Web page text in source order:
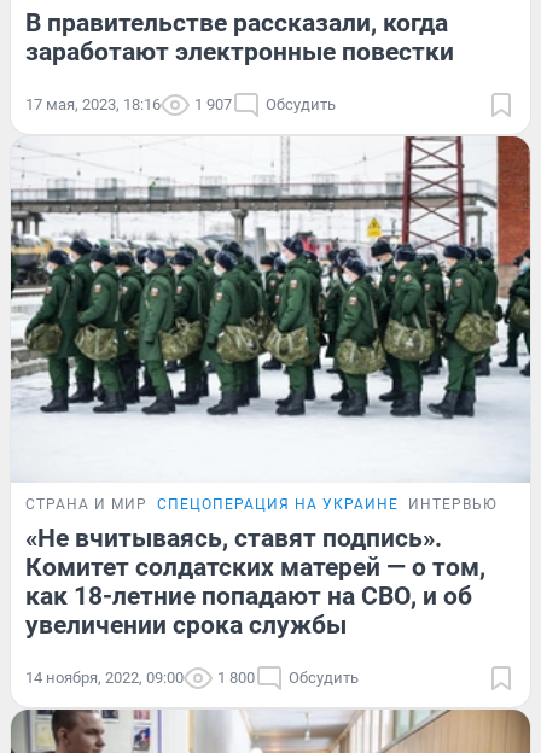
В правительстве рассказали, когда
заработают электронные повестки
17 мая, 2023, 18:16 1 907 Обсудить
СТРАНА И МИР СПЕЦОПЕРАЦИЯ НА УКРАИНЕ ИНТЕРВЬЮ
«Не вчитываясь, ставят подпись».
Комитет солдатских матерей — о том,
как 18-летние попадают на СВО, и об
увеличении срока службы
14 ноября, 2022, 09:00 1 800 Обсудить